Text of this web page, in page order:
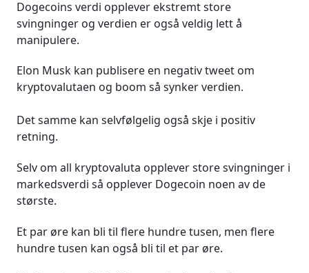
Dogecoins verdi opplever ekstremt store
svingninger og verdien er også veldig lett å
manipulere.
Elon Musk kan publisere en negativ tweet om
kryptovalutaen og boom så synker verdien.
Det samme kan selvfølgelig også skje i positiv
retning.
Selv om all kryptovaluta opplever store svingninger i
markedsverdi så opplever Dogecoin noen av de
største.
Et par øre kan bli til flere hundre tusen, men flere
hundre tusen kan også bli til et par øre.